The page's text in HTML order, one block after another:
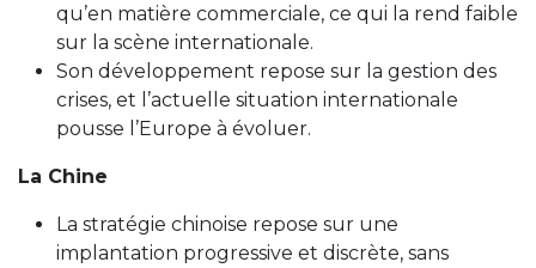
qu’en matière commerciale, ce qui la rend faible
sur la scène internationale.
Son développement repose sur la gestion des
crises, et l’actuelle situation internationale
pousse l’Europe à évoluer.
La Chine
La stratégie chinoise repose sur une
implantation progressive et discrète, sans